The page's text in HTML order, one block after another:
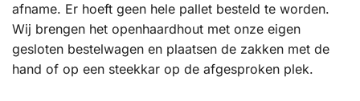
afname. Er hoeft geen hele pallet besteld te worden.
Wij brengen het openhaardhout met onze eigen
gesloten bestelwagen en plaatsen de zakken met de
hand of op een steekkar op de afgesproken plek.